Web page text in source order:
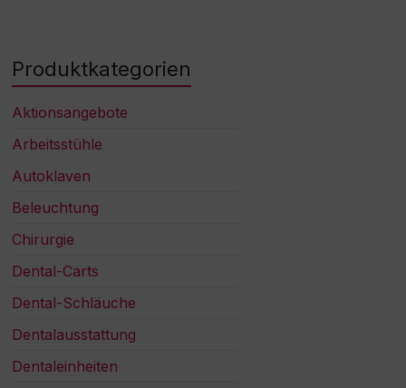
Produktkategorien
Aktionsangebote
Arbeitsstühle
Autoklaven
Beleuchtung
Chirurgie
Dental-Carts
Dental-Schläuche
Dentalausstattung
Dentaleinheiten